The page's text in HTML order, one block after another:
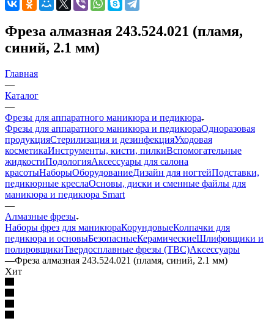
Фреза алмазная 243.524.021 (пламя,
синий, 2.1 мм)
Главная
—
Каталог
—
Фрезы для аппаратного маникюра и педикюра
Фрезы для аппаратного маникюра и педикюраОдноразовая
продукцияСтерилизация и дезинфекцияУходовая
косметикаИнструменты, кисти, пилкиВспомогательные
жидкостиПодологияАксессуары для салона
красотыНаборыОборудованиеДизайн для ногтейПодставки,
педикюрные креслаОсновы, диски и сменные файлы для
маникюра и педикюра Smart
—
Алмазные фрезы
Наборы фрез для маникюраКорундовыеКолпачки для
педикюра и основыБезопасныеКерамическиеШлифовщики и
полировщикиТвердосплавные фрезы (ТВС)Аксессуары
—Фреза алмазная 243.524.021 (пламя, синий, 2.1 мм)
Хит